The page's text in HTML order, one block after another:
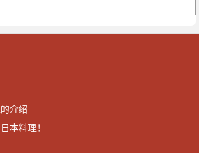
介绍
本料理！